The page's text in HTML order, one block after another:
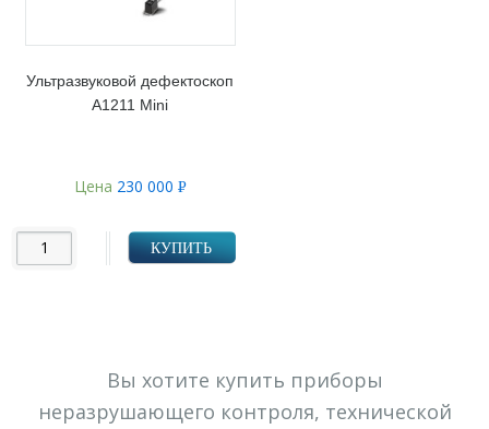
Ультразвуковой дефектоскоп
А1211 Mini
Цена 230 000 Р
КУПИТЬ
Вы хотите купить приборы
неразрушающего контроля, технической